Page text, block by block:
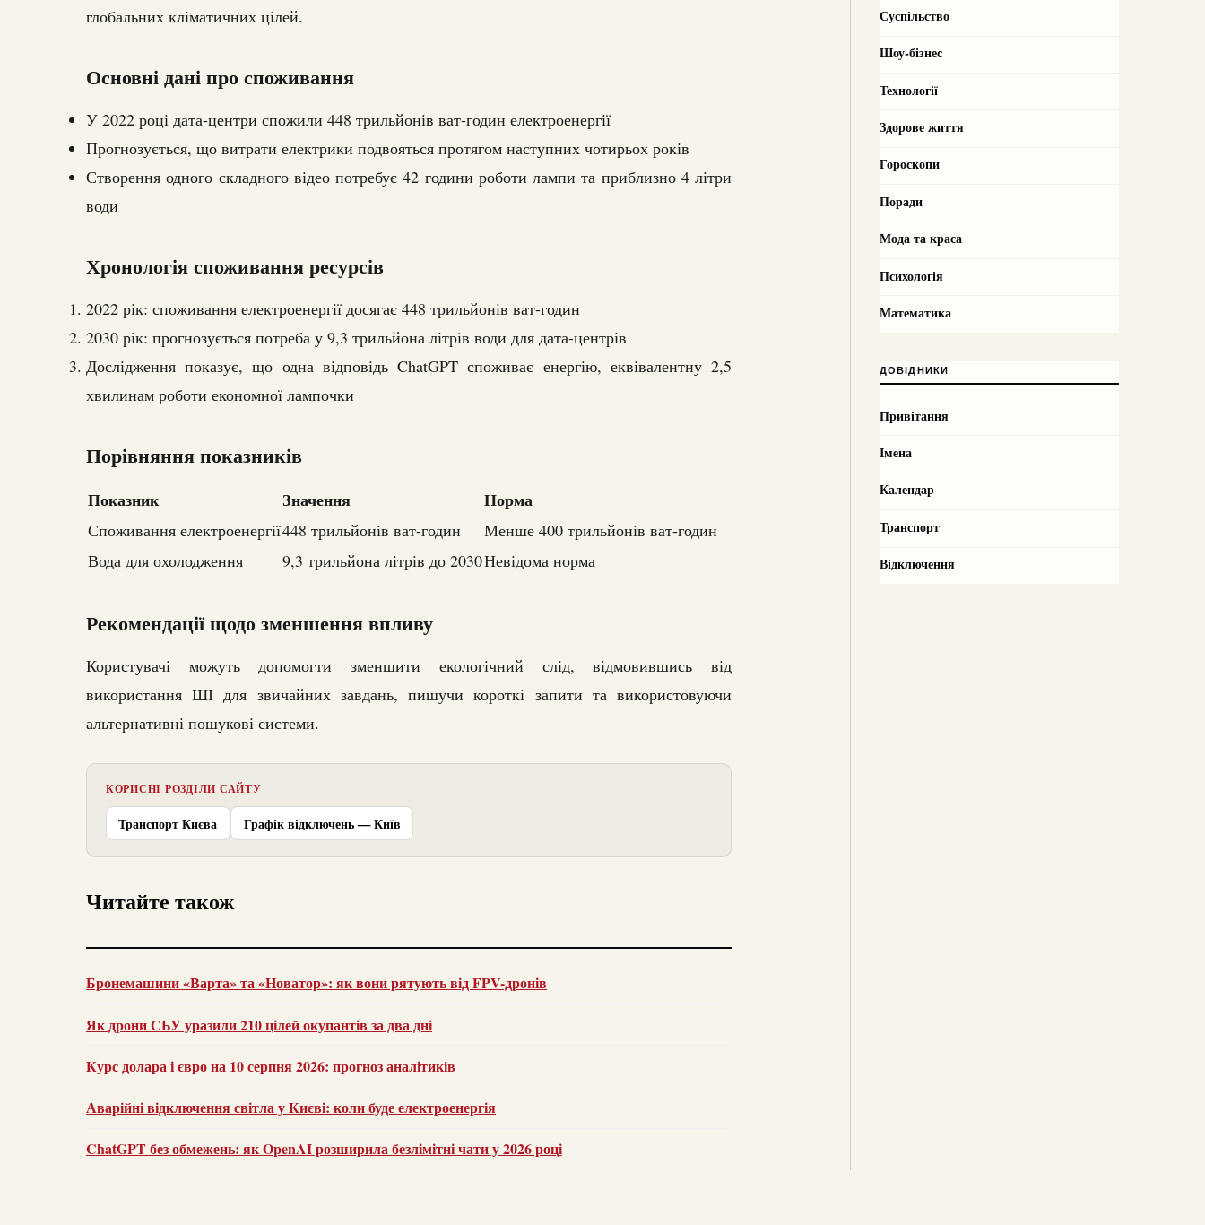
глобальних кліматичних цілей.
Основні дані про споживання
У 2022 році дата-центри спожили 448 трильйонів ват-годин електроенергії
Прогнозується, що витрати електрики подвояться протягом наступних чотирьох років
Створення одного складного відео потребує 42 години роботи лампи та приблизно 4 літри
води
Хронологія споживання ресурсів
2022 рік: споживання електроенергії досягає 448 трильйонів ват-годин
2030 рік: прогнозується потреба у 9,3 трильйона літрів води для дата-центрів
Дослідження показує, що одна відповідь ChatGPT споживає енергію, еквівалентну 2,5
хвилинам роботи економної лампочки
Порівняння показників
Показник Значення Норма
Споживання електроенергії448 трильйонів ват-годин
Менше 400 трильйонів ват-годин
Вода для охолодження
9,3 трильйона літрів до 2030Невідома норма
Рекомендації щодо зменшення впливу
Користувачі можуть допомогти зменшити екологічний слід, відмовившись від
використання ШІ для звичайних завдань, пишучи короткі запити та використовуючи
альтернативні пошукові системи.
КОРИСНІ РОЗДІЛИ САЙТУ
Транспорт Києва Графік відключень — Київ
Читайте також
Бронемашини «Варта» та «Новатор»: як вони рятують від FPV-дронів
Як дрони СБУ уразили 210 цілей окупантів за два дні
Курс долара і євро на 10 серпня 2026: прогноз аналітиків
Аварійні відключення світла у Києві: коли буде електроенергія
ChatGPT без обмежень: як OpenAI розширила безлімітні чати у 2026 році
Суспільство
Шоу-бізнес
Технології
Здорове життя
Гороскопи
Поради
Мода та краса
Психологія
Математика
ДОВІДНИКИ
Привітання
Імена
Календар
Транспорт
Відключення